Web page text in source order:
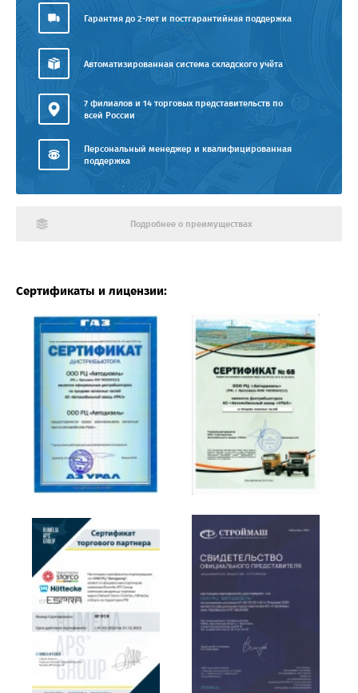
Гарантия до 2-лет и постгарантийная поддержка
Автоматизированная система складского учёта
7 филиалов и 14 торговых представительств по
всей России
Персональный менеджер и квалифицированная
поддержка
Подробнее о преимуществах
Сертификаты и лицензии: